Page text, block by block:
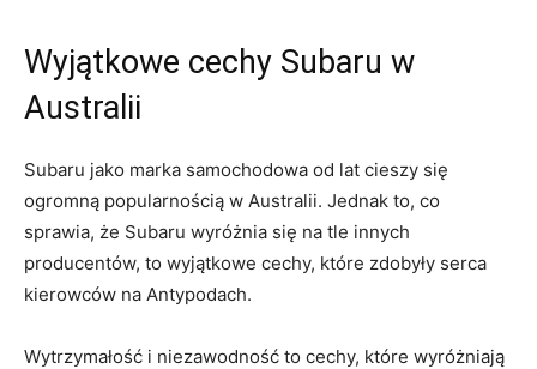
Wyjątkowe cechy​ Subaru w
Australii
Subaru​ jako marka samochodowa od lat⁣ cieszy się
ogromną ​popularnością w Australii. Jednak ⁣to, co
sprawia, że‍ Subaru wyróżnia⁢ się⁤ na tle‌ innych
producentów, ⁢to wyjątkowe cechy, które zdobyły serca
‌kierowców na Antypodach.
Wytrzymałość i niezawodność to‍ cechy, które wyróżniają